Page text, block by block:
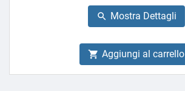
base
 Mostra Dettagli
 Aggiungi al carrello